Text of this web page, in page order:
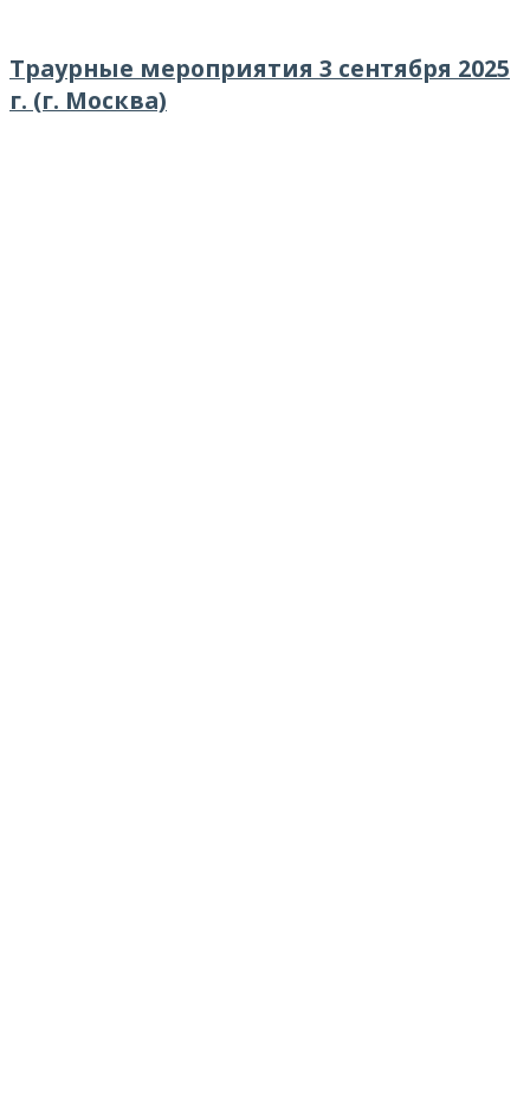
Траурные мероприятия 3 сентября 2025
г. (г. Москва)